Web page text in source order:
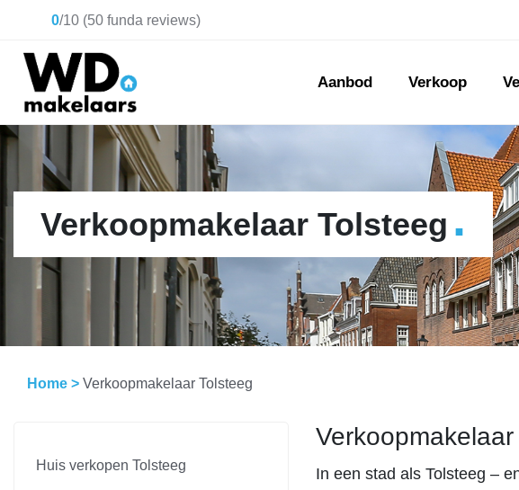
0/10 (50 funda reviews)
Aanbod Verkoop
Verkoopmakelaar Tolsteeg .
Home > Verkoopmakelaar Tolsteeg
Huis verkopen Tolsteeg
In een stad als Tolsteeg –